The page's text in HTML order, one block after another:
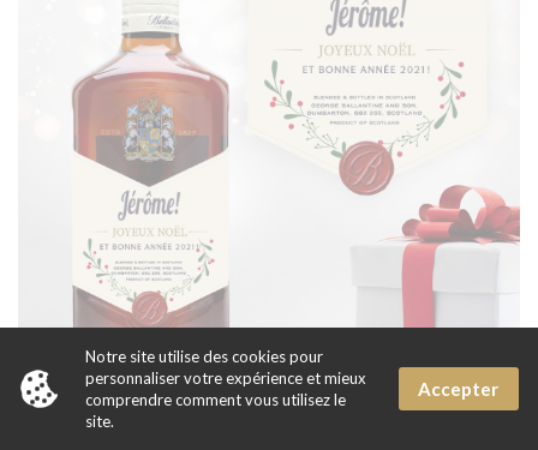
Notre site utilise des cookies pour
personnaliser votre expérience et mieux
comprendre comment vous utilisez le
site.
Accepter
x
Puis-je vous aider?